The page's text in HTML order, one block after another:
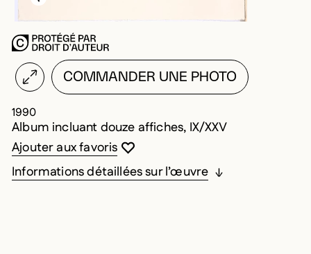
COMMANDER UNE PHOTO
1990
Album incluant douze affiches, IX/XXV
Vous devez être connecté pour ajouter
Fermer la modale
Ouvrir la modale
Ajouter aux favoris
Informations détaillées sur l’œuvre